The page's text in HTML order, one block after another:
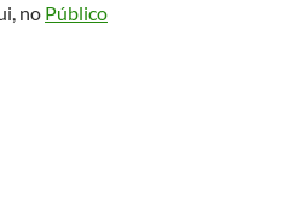
no Público